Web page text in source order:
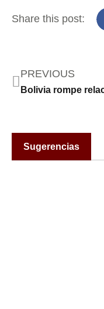
Share this post:
PREVIOUS
Sugerencias